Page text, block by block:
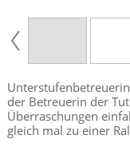
der Betreuerin der
Überraschungen
gleich mal zu einer